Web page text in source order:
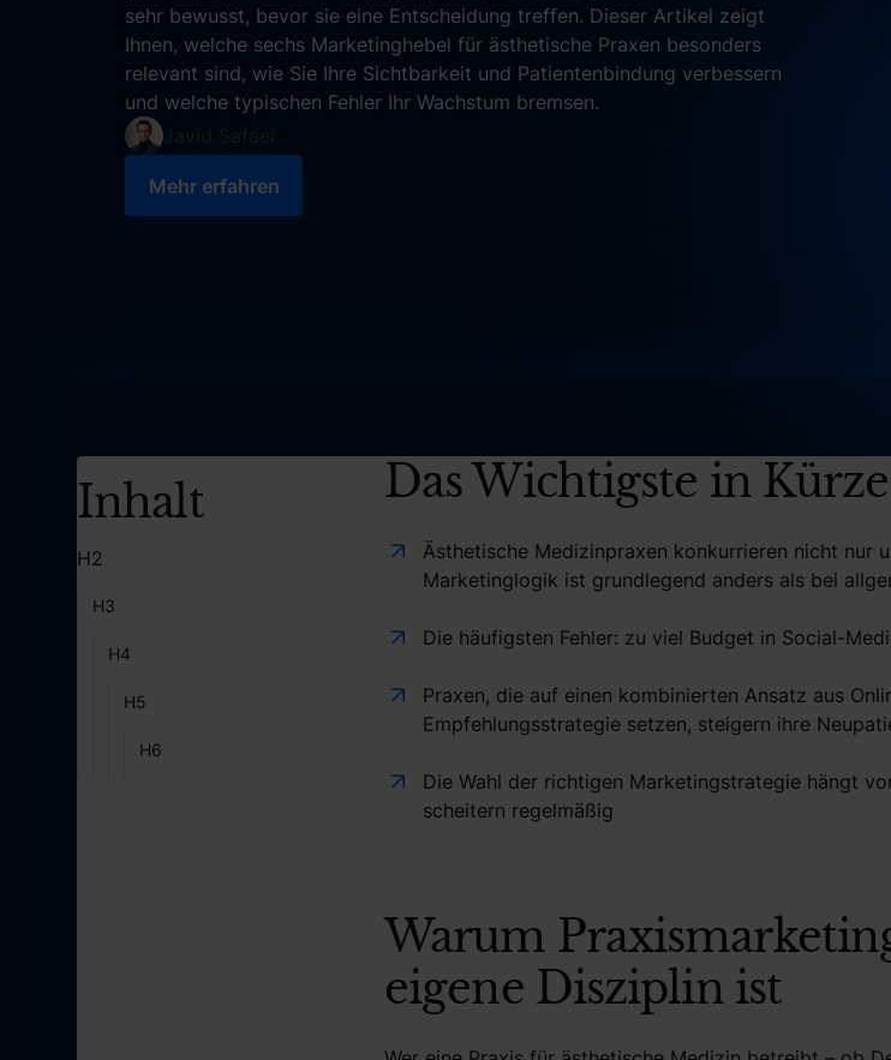
sehr bewusst, bevor sie eine Entscheidung treffen. Dieser Artikel zeigt
Ihnen, welche sechs Marketinghebel für ästhetische Praxen besonders
relevant sind, wie Sie Ihre Sichtbarkeit und Patientenbindung verbessern
und welche typischen Fehler Ihr Wachstum bremsen.
Mehr erfahren
Inhalt
H2
H3
H4
H5
H6
Das Wichtigste in Kürze
Ästhetische Medizinpraxen konkurrieren nicht nur
Marketinglogik ist grundlegend anders als bei
Die häufigsten Fehler: zu viel Budget in Social-
Praxen, die auf einen kombinierten Ansatz aus
Empfehlungsstrategie setzen, steigern ihre
Die Wahl der richtigen Marketingstrategie hängt
scheitern regelmäßig
Warum
eigene Disziplin ist